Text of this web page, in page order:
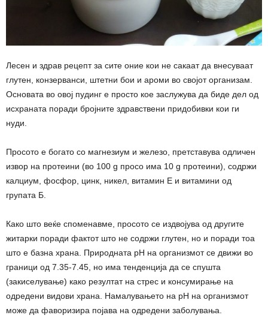
Лесен и здрав рецепт за сите оние кои не сакаат да внесуваат
глутен, конзерванси, штетни бои и ароми во својот организам.
Основата во овој пудинг е просто кое заслужува да биде дел од
исхраната поради бројните здравствени придобивки кои ги
нуди.
Просото е богато со магнезиум и железо, претставува одличен
извор на протеини (во 100 g просо има 10 g протеини), содржи
калциум, фосфор, цинк, никел, витамин Е и витамини од
групата Б.
Како што веќе споменавме, просото се издвојува од другите
житарки поради фактот што не содржи глутен, но и поради тоа
што е базна храна. Природната pH на организмот се движи во
граници од 7.35-7.45, но има тенденција да се спушта
(закиселување) како резултат на стрес и консумирање на
одредени видови храна. Намалувањето на рН на организмот
може да фаворизира појава на одредени заболувања.